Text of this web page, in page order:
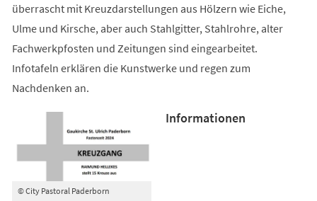
überrascht mit Kreuzdarstellungen aus Hölzern wie Eiche,
Ulme und Kirsche, aber auch Stahlgitter, Stahlrohre, alter
Fachwerkpfosten und Zeitungen sind eingearbeitet.
Infotafeln erklären die Kunstwerke und regen zum
Nachdenken an.
© City Pastoral Paderborn
Informationen